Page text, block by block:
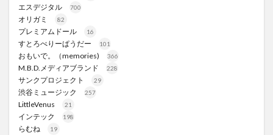
エスデジタル 700
オリガミ 82
プレミアムドール 16
すとろべりーぱうだー 101
おもいで。（memories) 366
M.B.D.メディアブランド 228
サンクプロジェクト 29
渋谷ミュージック 257
LittleVenus 21
インテック 198
らむね 19